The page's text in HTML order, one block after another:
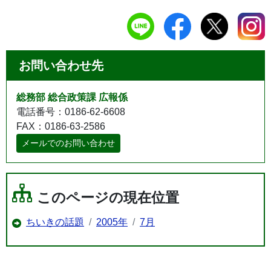
お問い合わせ先
総務部 総合政策課 広報係
電話番号：0186-62-6608
FAX：0186-63-2586
メールでのお問い合わせ
このページの現在位置
ちいきの話題 2005年 7月